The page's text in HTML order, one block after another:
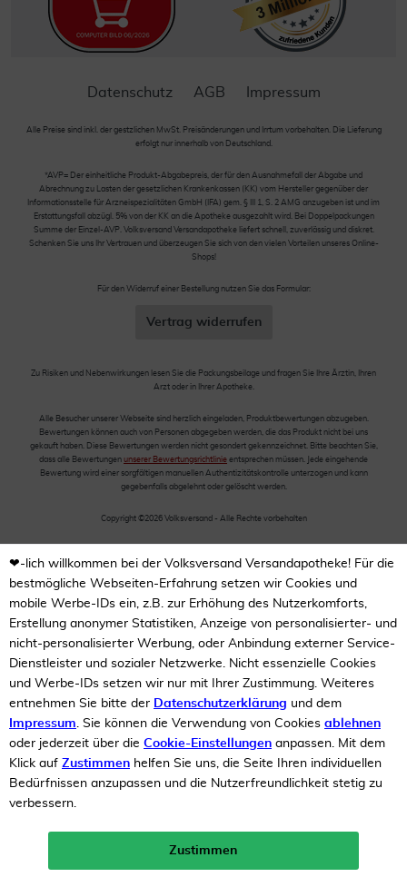
10%
Neukunden-Rabatt ab 49€!
mehr erfahren >
Datenschutz AGB Impressum
Alle Preise sind inkl. der gestzlichen MwSt. Preisänderungen und Irrtum vorbehalten. Die Lieferung
erfolgt nur innerhalb von Deutschland.
*AVP= Der einheitliche Produkt-Abgabepreis, der für den Ausnahmefall der Abgabe und
Abrechnung zu Lasten der gesetzlichen Krankenkassen (KK) vom Hersteller gegenüber der
Informationsstelle für Arzneispezialitäten GmbH (IFA) gem. § III 1, S. 2 AMG anzugeben ist und im
Erstattungsfall abzügl. 5% von der KK an die Apotheke ausgezahlt wird. Bei Doppelpackungen
Summe der Einzel-AVP. Volksversand Versandapotheke liefert schnell, zuverlässig und diskret.
Schenken Sie uns Ihr Vertrauen und überzeugen Sie sich von den vielen Vorteilen unseres Online-
Shops!
Für den Widerruf einer Bestellung nutzen Sie das Formular:
Vertrag widerrufen
Zu Risiken und Nebenwirkungen lesen Sie die Packungsbeilage und fragen Sie Ihre Ärztin, Ihren
Arzt oder in Ihrer Apotheke.
Alle Besucher unserer Webseite sind herzlich eingeladen, Produktbewertungen abzugeben.
Bewertungen können auch von Personen abgegeben werden, die das Produkt nicht bei uns
gekauft haben. Diese Bewertungen werden nicht gesondert gekennzeichnet. Bitte beachten Sie,
dass alle Bewertungen unserer Bewertungsrichtlinie entsprechen müssen. Jede eingehende
Bewertung wird einer sorgfältigen manuellen Authentizitätskontrolle unterzogen und kann
gegebenfalls abgelehnt oder gelöscht werden.
Copyright ©2026 Volksversand - Alle Rechte vorbehalten
❤-lich willkommen bei der Volksversand Versandapotheke! Für die
bestmögliche Webseiten-Erfahrung setzen wir Cookies und
mobile Werbe-IDs ein, z.B. zur Erhöhung des Nutzerkomforts,
Erstellung anonymer Statistiken, Anzeige von personalisierter- und
nicht-personalisierter Werbung, oder Anbindung externer Service-
Dienstleister und sozialer Netzwerke. Nicht essenzielle Cookies
und Werbe-IDs setzen wir nur mit Ihrer Zustimmung. Weiteres
entnehmen Sie bitte der Datenschutzerklärung und dem
Impressum. Sie können die Verwendung von Cookies ablehnen
oder jederzeit über die Cookie-Einstellungen anpassen. Mit dem
Klick auf Zustimmen helfen Sie uns, die Seite Ihren individuellen
Bedürfnissen anzupassen und die Nutzerfreundlichkeit stetig zu
verbessern.
Zustimmen